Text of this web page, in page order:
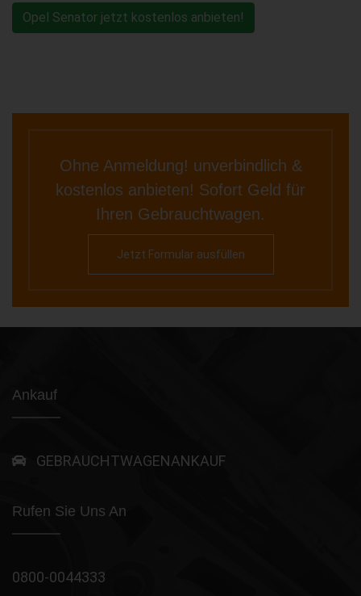
Opel Senator jetzt kostenlos anbieten!
Ohne Anmeldung! unverbindlich &
kostenlos anbieten! Sofort Geld für
Ihren Gebrauchtwagen.
Jetzt Formular ausfüllen
Ankauf
GEBRAUCHTWAGENANKAUF
Rufen Sie Uns An
0800-0044333